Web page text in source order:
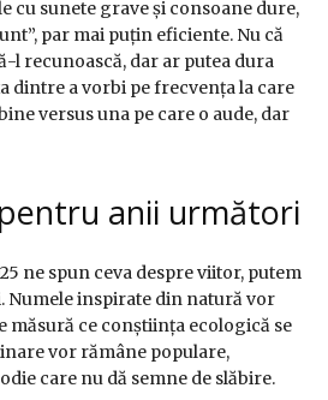
cu sunete grave și consoane dure,
par mai puțin eficiente. Nu că
l recunoască, dar ar putea dura
dintre a vorbi pe frecvența la care
versus una pe care o aude, dar
anii următori
ne spun ceva despre viitor, putem
Numele inspirate din natură vor
măsură ce conștiința ecologică se
vor rămâne populare,
care nu dă semne de slăbire.